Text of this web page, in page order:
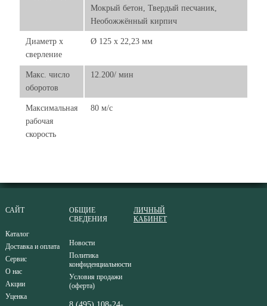
Мокрый бетон, Твердый песчаник,
Необожжённый кирпич
Диаметр х
сверление
Ø 125 x 22,23 мм
Макс. число
оборотов
12.200/ мин
Максимальная
рабочая
скорость
80 м/с
САЙТ
Каталог
Доставка и оплата
Сервис
О нас
Акции
Уценка
ОБЩИЕ
СВЕДЕНИЯ
Новости
Политика
конфиденциальности
Условия продажи
(оферта)
ЛИЧНЫЙ
КАБИНЕТ